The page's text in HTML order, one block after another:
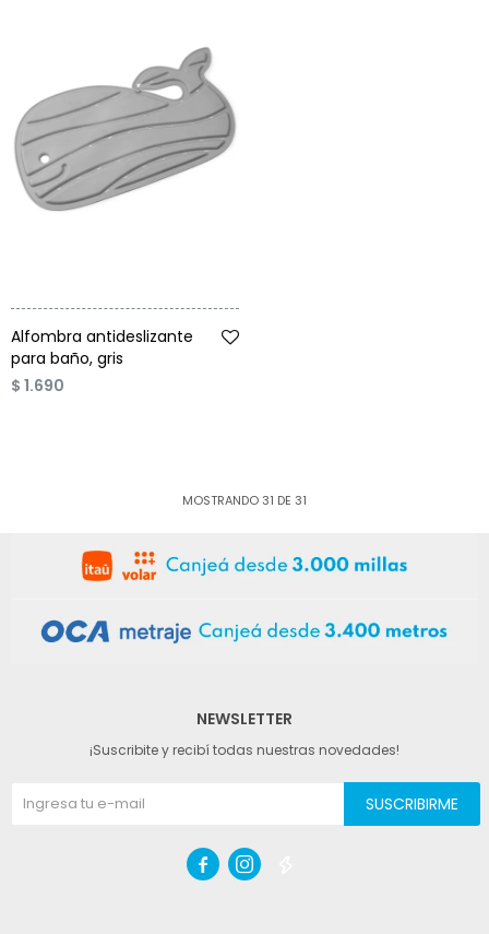
Alfombra antideslizante
para baño, gris
$ 1.690
MOSTRANDO31 DE 31
NEWSLETTER
¡Suscribite y recibí todas nuestras novedades!
SUSCRIBIRME
 